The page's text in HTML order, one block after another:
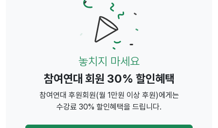
놓치지 마세요
참여연대 회원 30% 할인혜택
참여연대 후원회원(월 1만원 이상 후원)에게는
수강료 30% 할인혜택을 드립니다.